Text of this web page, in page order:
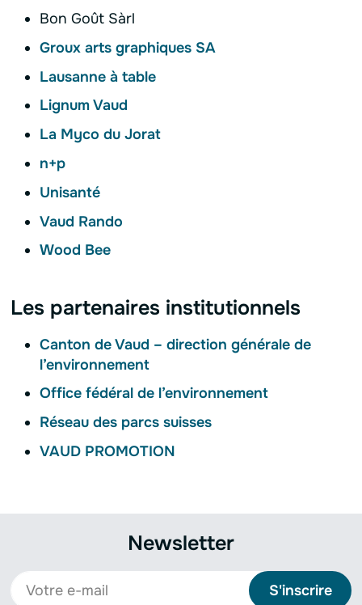
Bon Goût Sàrl
Groux arts graphiques SA
Lausanne à table
Lignum Vaud
La Myco du Jorat
n+p
Unisanté
Vaud Rando
Wood Bee
Les partenaires institutionnels
Canton de Vaud – direction générale de
l’environnement
Office fédéral de l’environnement
Réseau des parcs suisses
VAUD PROMOTION
Newsletter
S'inscrire